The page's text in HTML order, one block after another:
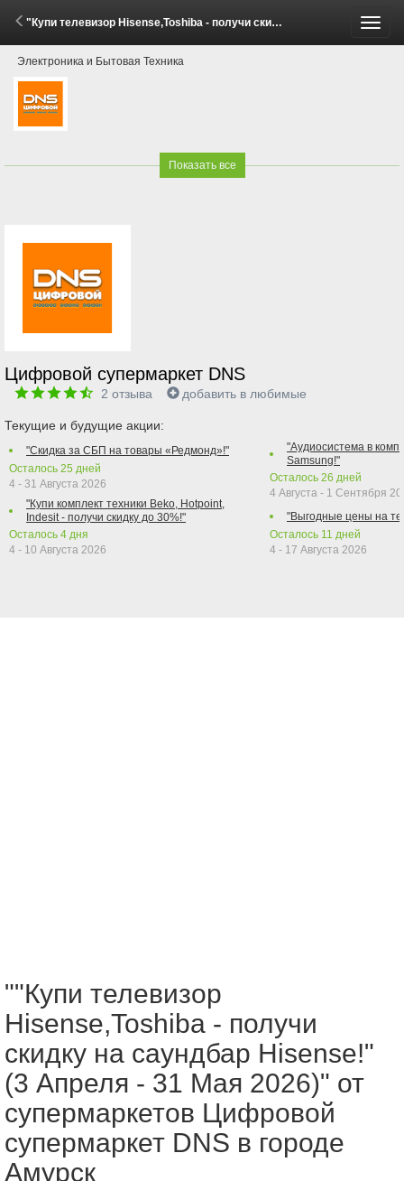
"Купи телевизор Hisense,Toshiba - получи скидку на саундбар Hisense!" (3 Апреля - 31 Мая 2026)
Электроника и Бытовая Техника
Показать все
Цифровой супермаркет DNS
2 отзыва добавить в любимые
Текущие и будущие акции:
"Скидка за СБП на товары «Редмонд»!"
Осталось 25 дней
4 - 31 Августа 2026
"Купи комплект техники Beko, Hotpoint,
Indesit - получи скидку до 30%!"
Осталось 4 дня
4 - 10 Августа 2026
"Аудиосистема в
Samsung!"
Осталось 26 дней
4 Августа - 1 Сентября
"Выгодные цены на
Осталось 11 дней
4 - 17 Августа 2026
""Купи телевизор
Hisense,Toshiba - получи
скидку на саундбар Hisense!"
(3 Апреля - 31 Мая 2026)" от
супермаркетов Цифровой
супермаркет DNS в городе
Амурск